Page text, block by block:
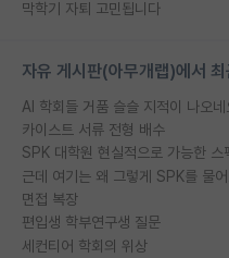
막학기 자퇴 고민됩니다
자유 게시판(아무개랩)에서
AI 학회들 거품 슬슬 지적이 나오네
카이스트 서류 전형 배수
SPK 대학원 현실적으로 가능한 스
근데 여기는 왜 그렇게 SPK를 물
면접 복장
편입생 학부연구생 질문
세컨티어 학회의 위상